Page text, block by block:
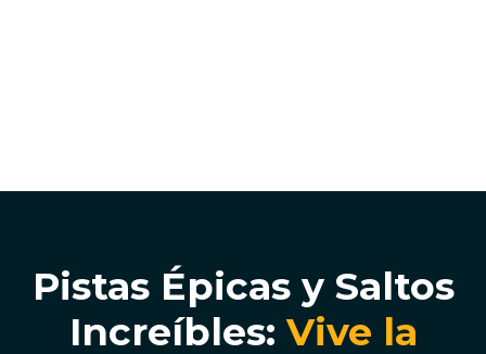
Pistas Épicas y Saltos
Increíbles:Vive la